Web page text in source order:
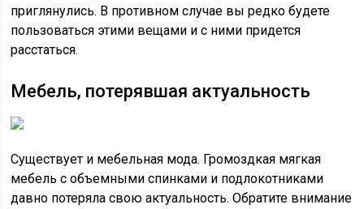
приглянулись. В противном случае вы редко будете
пользоваться этими вещами и с ними придется
расстаться.
Мебель, потерявшая актуальность
Существует и мебельная мода. Громоздкая мягкая
мебель с объемными спинками и подлокотниками
давно потеряла свою актуальность. Обратите внимание